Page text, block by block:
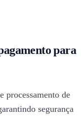
para
processamento de
segurança